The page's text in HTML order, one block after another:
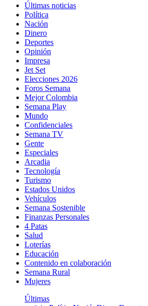
Últimas noticias
Política
Nación
Dinero
Deportes
Opinión
Impresa
Jet Set
Elecciones 2026
Foros Semana
Mejor Colombia
Semana Play
Mundo
Confidenciales
Semana TV
Gente
Especiales
Arcadia
Tecnología
Turismo
Estados Unidos
Vehículos
Semana Sostenible
Finanzas Personales
4 Patas
Salud
Loterías
Educación
Contenido en colaboración
Semana Rural
Mujeres
Últimas